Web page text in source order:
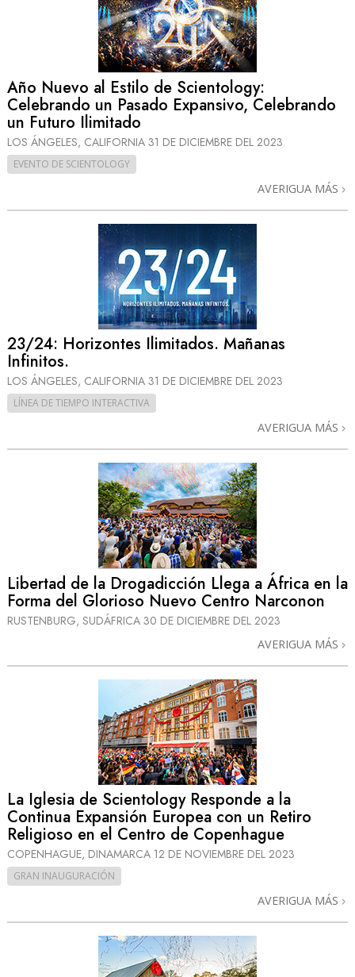
Año Nuevo al Estilo de Scientology:
Celebrando un Pasado Expansivo, Celebrando
un Futuro Ilimitado
LOS ÁNGELES, CALIFORNIA 31 DE DICIEMBRE DEL 2023
EVENTO DE SCIENTOLOGY
AVERIGUA MÁS
23/24: Horizontes Ilimitados. Mañanas
Infinitos.
LOS ÁNGELES, CALIFORNIA 31 DE DICIEMBRE DEL 2023
LÍNEA DE TIEMPO INTERACTIVA
AVERIGUA MÁS
Libertad de la Drogadicción Llega a África en la
Forma del Glorioso Nuevo Centro Narconon
RUSTENBURG, SUDÁFRICA 30 DE DICIEMBRE DEL 2023
AVERIGUA MÁS
La Iglesia de Scientology Responde a la
Continua Expansión Europea con un Retiro
Religioso en el Centro de Copenhague
COPENHAGUE, DINAMARCA 12 DE NOVIEMBRE DEL 2023
GRAN INAUGURACIÓN
AVERIGUA MÁS